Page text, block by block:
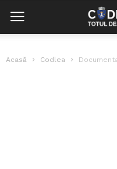
Acasă Codlea Documentar